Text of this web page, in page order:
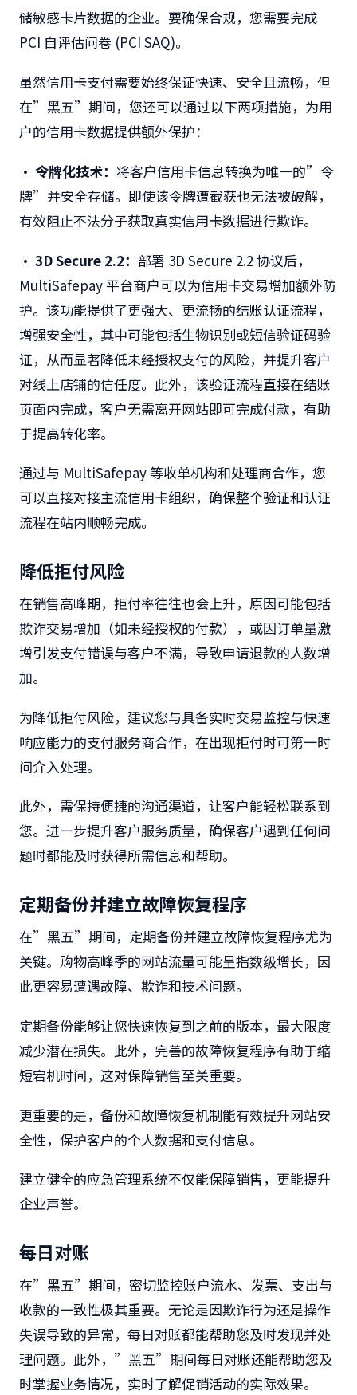
储敏感卡片数据的企业。要确保合规，您需要完成
PCI 自评估问卷 (PCI SAQ)。
虽然信用卡支付需要始终保证快速、安全且流畅，但
在”黑五”期间，您还可以通过以下两项措施，为用
户的信用卡数据提供额外保护：
• 令牌化技术： 将客户信用卡信息转换为唯一的”令
牌”并安全存储。即使该令牌遭截获也无法被破解，
有效阻止不法分子获取真实信用卡数据进行欺诈。
• 3D Secure 2.2： 部署 3D Secure 2.2 协议后，
MultiSafepay 平台商户可以为信用卡交易增加额外防
护。该功能提供了更强大、更流畅的结账认证流程，
增强安全性，其中可能包括生物识别或短信验证码验
证，从而显著降低未经授权支付的风险，并提升客户
对线上店铺的信任度。此外，该验证流程直接在结账
页面内完成，客户无需离开网站即可完成付款，有助
于提高转化率。
通过与 MultiSafepay 等收单机构和处理商合作，您
可以直接对接主流信用卡组织，确保整个验证和认证
流程在站内顺畅完成。
降低拒付风险
在销售高峰期，拒付率往往也会上升，原因可能包括
欺诈交易增加（如未经授权的付款），或因订单量激
增引发支付错误与客户不满，导致申请退款的人数增
加。
为降低拒付风险，建议您与具备实时交易监控与快速
响应能力的支付服务商合作，在出现拒付时可第一时
间介入处理。
此外，需保持便捷的沟通渠道，让客户能轻松联系到
您。进一步提升客户服务质量，确保客户遇到任何问
题时都能及时获得所需信息和帮助。
定期备份并建立故障恢复程序
在”黑五”期间，定期备份并建立故障恢复程序尤为
关键。购物高峰季的网站流量可能呈指数级增长，因
此更容易遭遇故障、欺诈和技术问题。
定期备份能够让您快速恢复到之前的版本，最大限度
减少潜在损失。此外，完善的故障恢复程序有助于缩
短宕机时间，这对保障销售至关重要。
更重要的是，备份和故障恢复机制能有效提升网站安
全性，保护客户的个人数据和支付信息。
建立健全的应急管理系统不仅能保障销售，更能提升
企业声誉。
每日对账
在”黑五”期间，密切监控账户流水、发票、支出与
收款的一致性极其重要。无论是因欺诈行为还是操作
失误导致的异常，每日对账都能帮助您及时发现并处
理问题。此外，”黑五”期间每日对账还能帮助您及
时掌握业务情况，实时了解促销活动的实际效果。